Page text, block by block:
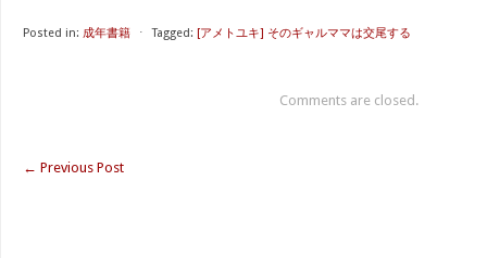
Posted in: 成年書籍 ⋅ Tagged: [アメトユキ] そのギャルママは交尾する
Comments are closed.
← Previous Post